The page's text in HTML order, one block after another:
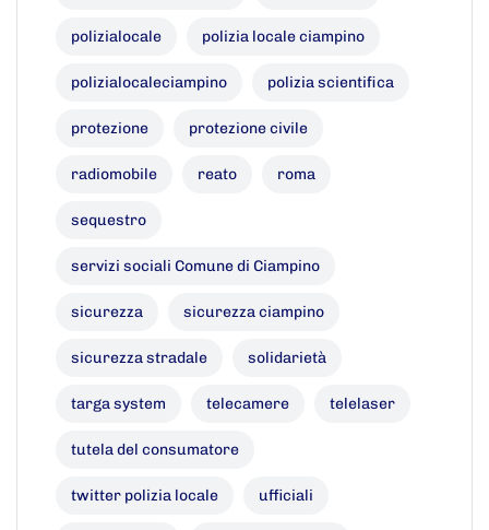
polizialocale polizia locale ciampino
polizialocaleciampino polizia scientifica
protezione protezione civile
radiomobile reato roma
sequestro
servizi sociali Comune di Ciampino
sicurezza sicurezza ciampino
sicurezza stradale solidarietà
targa system telecamere telelaser
tutela del consumatore
twitter polizia locale ufficiali